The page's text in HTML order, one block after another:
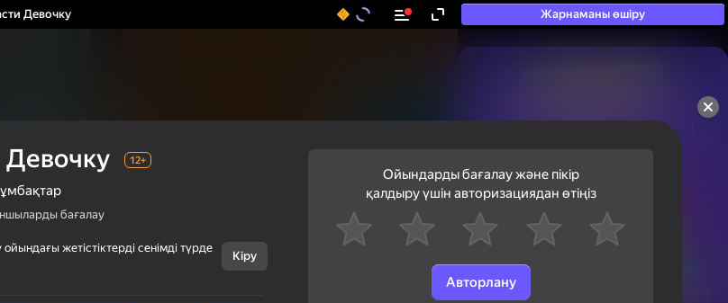
Девочку Жарнаманы өшіру
50+ топ ойындар, олармен
Девочку 12+
бағалау
жетістіктерді сенімді түрде
Кіру
Ойындарды бағалау және пікір
қалдыру үшін авторизациядан өтіңіз
Авторлану